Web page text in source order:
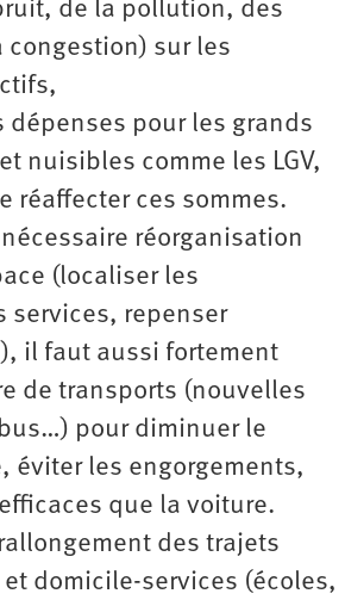
de la pollution, des
congestion) sur les
dépenses pour les grands
nuisibles comme les LGV,
réaffecter ces sommes.
réorganisation
(localiser les
services, repenser
il faut aussi fortement
de transports (nouvelles
pour diminuer le
éviter les engorgements,
que la voiture.
des trajets
domicile-services (écoles,